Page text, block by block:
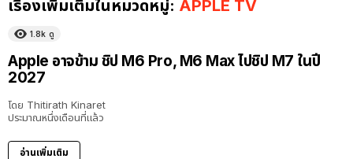
เรื่องเพิ่มเติมในหมวดหมู่: APPLE TV
1.8k ดู
Apple อาจข้าม ชิป M6 Pro, M6 Max ไปชิป M7 ในปี
2027
โดย Thitirath Kinaret
ประมาณหนึ่งเดือนที่แล้ว
อ่านเพิ่มเติม